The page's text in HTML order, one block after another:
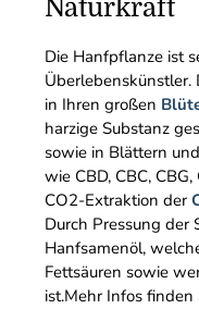
Naturkraft
Die Hanfpflanze ist
Überlebenskünstler.
in Ihren großen
harzige Substanz
sowie in Blättern
wie CBD, CBC,
CO2-Extraktion der
Durch Pressung der
Hanfsamenöl,
Fettsäuren sowie
ist.Mehr Infos finden